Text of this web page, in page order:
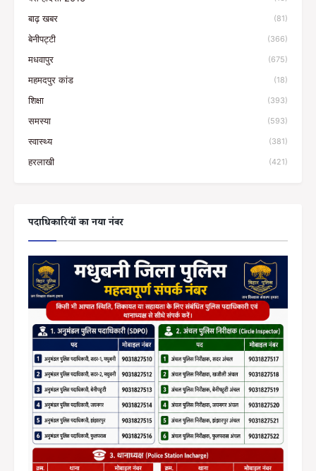
बाढ़ खबर (81)
बेनीपट्टी (366)
मधवापुर (675)
महमदपुर कांड (18)
शिक्षा (393)
समस्या (593)
स्वास्थ्य (381)
हरलाखी (421)
पदाधिकारियों का नया नंबर